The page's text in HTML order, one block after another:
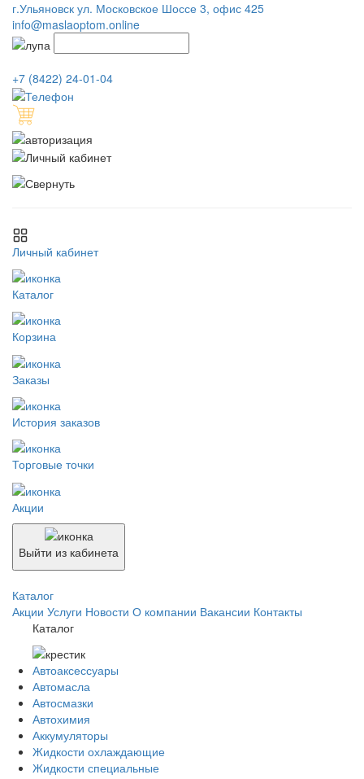
г.Ульяновск ул. Московское Шоссе 3, офис 425
info@maslaoptom.online
+7 (8422) 24-01-04
Личный кабинет
Каталог
Корзина
Заказы
История заказов
Торговые точки
Акции
Выйти из кабинета
Каталог
Акции Услуги Новости О компании Вакансии Контакты
Каталог
Автоаксессуары
Автомасла
Автосмазки
Автохимия
Аккумуляторы
Жидкости охлаждающие
Жидкости специальные